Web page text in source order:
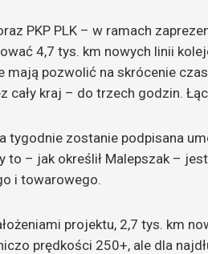
PKP PLK – w ramach
4,7 tys. km nowych linii
mają pozwolić na skrócenie
cały kraj – do trzech godzin.
tygodnie zostanie podpisana
to – jak określił Malepszak –
i towarowego.
projektu, 2,7 tys. km
prędkości 250+, ale dla